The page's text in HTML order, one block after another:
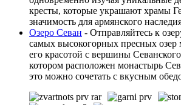
кресты, которые украшают храмы
значимость для армянского
Озеро Севан - Отправляйтесь к
самых высокогорных пресных озер
его красотой с вершины
котором расположен монастырь
это можно сочетать с вкусным